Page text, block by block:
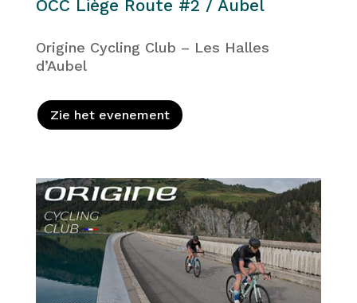
OCC Liège Route #2 / Aubel
Origine Cycling Club – Les Halles
d’Aubel
Zie het evenement